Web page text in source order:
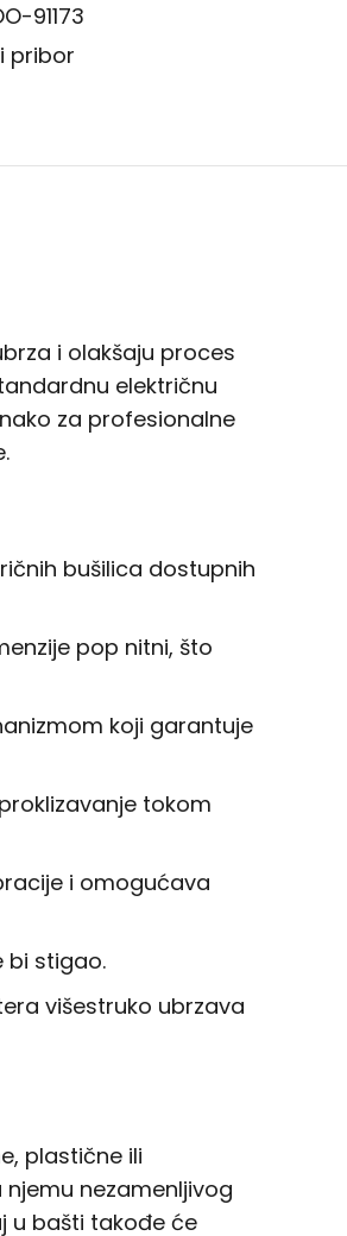
91173
pribor
i olakšaju proces
električnu
za profesionalne
bušilica dostupnih
pop nitni, što
koji garantuje
tokom
i omogućava
bi stigao.
višestruko ubrzava
plastične ili
nezamenljivog
u bašti takođe će